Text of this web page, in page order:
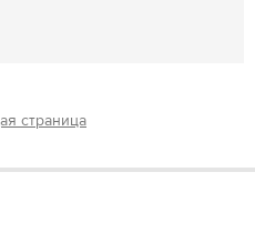
страница